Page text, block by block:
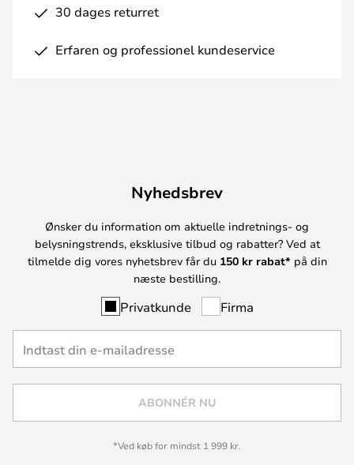
30 dages returret
Erfaren og professionel kundeservice
Nyhedsbrev
Ønsker du information om aktuelle indretnings- og
belysningstrends, eksklusive tilbud og rabatter? Ved at
tilmelde dig vores nyhetsbrev får du 150 kr rabat* på din
næste bestilling.
Privatkunde Firma
ABONNÉR NU
*Ved køb for mindst 1 999 kr.